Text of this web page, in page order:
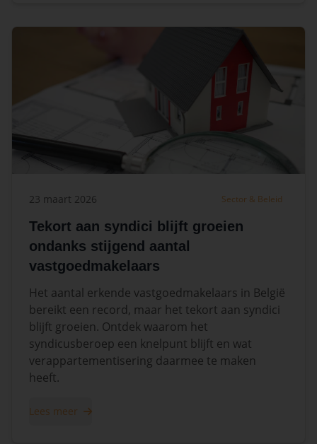
23 maart 2026 Sector & Beleid
Tekort aan syndici blijft groeien
ondanks stijgend aantal
vastgoedmakelaars
Het aantal erkende vastgoedmakelaars in België
bereikt een record, maar het tekort aan syndici
blijft groeien. Ontdek waarom het
syndicusberoep een knelpunt blijft en wat
verappartementisering daarmee te maken
heeft.
Lees meer